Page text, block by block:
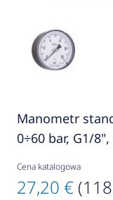
Manometr
0÷60 bar, G1/
Cena katalogowa
27,20 €